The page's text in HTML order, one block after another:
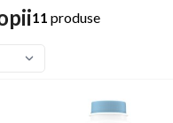
11 produse